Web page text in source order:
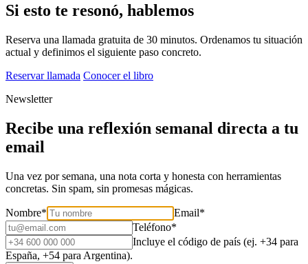
Si esto te resonó, hablemos
Reserva una llamada gratuita de 30 minutos. Ordenamos tu situación
actual y definimos el siguiente paso concreto.
Reservar llamada Conocer el libro
Newsletter
Recibe una reflexión semanal directa a tu
email
Una vez por semana, una nota corta y honesta con herramientas
concretas. Sin spam, sin promesas mágicas.
Nombre* Email*
Teléfono*
Incluye el código de país (ej. +34 para
España, +54 para Argentina).